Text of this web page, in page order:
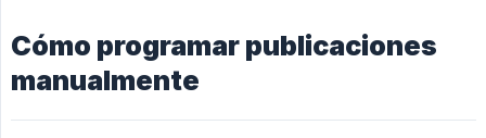
Cómo programar publicaciones
manualmente